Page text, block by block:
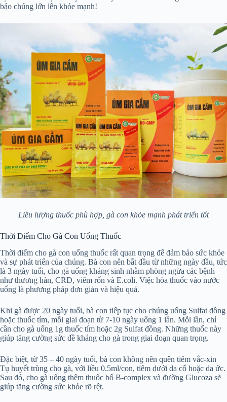
bảo chúng lớn lên khỏe mạnh!
Liều lượng thuốc phù hợp, gà con khỏe mạnh phát triển tốt
Thời Điểm Cho Gà Con Uống Thuốc
Thời điểm cho gà con uống thuốc rất quan trọng để đảm bảo sức khỏe
và sự phát triển của chúng. Bà con nên bắt đầu từ những ngày đầu, tức
là 3 ngày tuổi, cho gà uống kháng sinh nhằm phòng ngừa các bệnh
như thương hàn, CRD, viêm rốn và E.coli. Việc hòa thuốc vào nước
uống là phương pháp đơn giản và hiệu quả.
Khi gà được 20 ngày tuổi, bà con tiếp tục cho chúng uống Sulfat đồng
hoặc thuốc tím, mỗi giai đoạn từ 7-10 ngày uống 1 lần. Mỗi lần, chỉ
cần cho gà uống 1g thuốc tím hoặc 2g Sulfat đồng. Những thuốc này
giúp tăng cường sức đề kháng cho gà trong giai đoạn quan trọng.
Đặc biệt, từ 35 – 40 ngày tuổi, bà con không nên quên tiêm vắc-xin
Tụ huyết trùng cho gà, với liều 0.5ml/con, tiêm dưới da cổ hoặc da ức.
Sau đó, cho gà uống thêm thuốc bổ B-complex và đường Glucoza sẽ
giúp tăng cường sức khỏe rõ rệt.